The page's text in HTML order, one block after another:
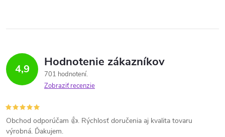
4,9 Hodnotenie zákazníkov
701 hodnotení
Zobraziť recenzie
Obchod odporúčam 👍. Rýchlosť doručenia aj kvalita tovaru
výrobná. Ďakujem.